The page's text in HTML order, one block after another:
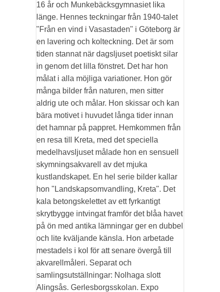
16 år och Munkebäcksgymnasiet lika
länge. Hennes teckningar från 1940-talet
"Från en vind i Vasastaden" i Göteborg är
en lavering och kolteckning. Det är som
tiden stannat när dagsljuset poetiskt silar
in genom det lilla fönstret. Det har hon
målat i alla möjliga variationer. Hon gör
många bilder från naturen, men sitter
aldrig ute och målar. Hon skissar och kan
bära motivet i huvudet långa tider innan
det hamnar på pappret. Hemkommen från
en resa till Kreta, med det speciella
medelhavsljuset målade hon en sensuell
skymningsakvarell av det mjuka
kustlandskapet. En hel serie bilder kallar
hon "Landskapsomvandling, Kreta". Det
kala betongskelettet av ett fyrkantigt
skrytbygge intvingat framför det blåa havet
på ön med antika lämningar ger en dubbel
och lite kväljande känsla. Hon arbetade
mestadels i kol för att senare övergå till
akvarellmåleri. Separat och
samlingsutställningar: Nolhaga slott
Alingsås. Gerlesborgsskolan. Expo